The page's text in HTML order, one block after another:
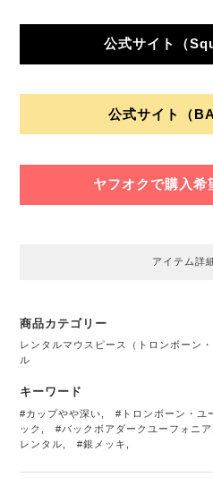
公式サイト（
公式サイト（
ヤフオクで購入希
アイテム詳
商品カテゴリー
レンタルマウスピース（トロンボーン
ル
キーワード
#カップやや深い ,#トロンボーン・ユ
ック
,#バックボアダークユーフォニア
レンタル
,#銀メッキ